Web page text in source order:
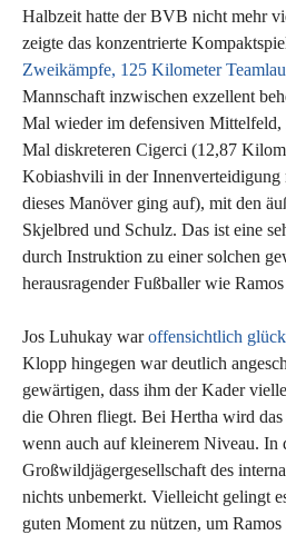
Halbzeit hatte der BVB nicht mehr
zeigte das konzentrierte
Zweikämpfe, 125 Kilometer
Mannschaft inzwischen exzellent
Mal wieder im defensiven Mittelfeld,
Mal diskreteren Cigerci (12,87
Kobiashvili in der Innenverteidigung
dieses Manöver ging auf), mit den
Skjelbred und Schulz. Das ist eine
durch Instruktion zu einer solchen
herausragender Fußballer wie
Jos Luhukay waroffensichtlich
Klopp hingegen war deutlich
gewärtigen, dass ihm der Kader
die Ohren fliegt. Bei Hertha wird das
wenn auch auf kleinerem Niveau. In
Großwildjägergesellschaft des
nichts unbemerkt. Vielleicht gelingt
guten Moment zu nützen, um